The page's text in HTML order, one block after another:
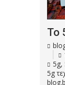
Το
5g,
5g